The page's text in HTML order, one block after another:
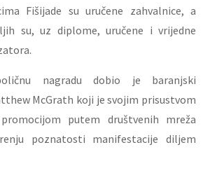
Fišijade su uručene zahvalnice, a
su, uz diplome, uručene i vrijedne
nagradu dobio je baranjski
McGrath koji je svojim prisustvom
putem društvenih mreža
poznatosti manifestacije diljem